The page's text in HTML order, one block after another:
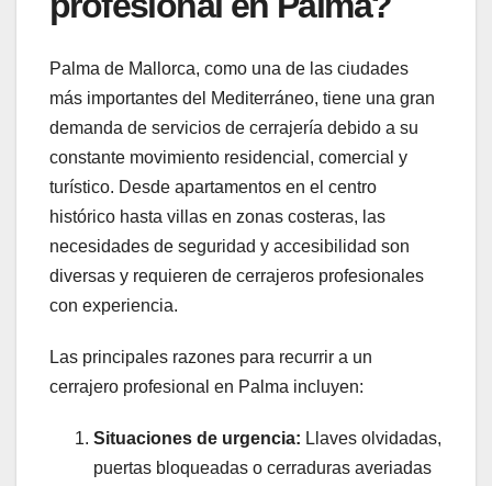
Palma de Mallorca, como una de las ciudades
más importantes del Mediterráneo, tiene una gran
demanda de servicios de cerrajería debido a su
constante movimiento residencial, comercial y
turístico. Desde apartamentos en el centro
histórico hasta villas en zonas costeras, las
necesidades de seguridad y accesibilidad son
diversas y requieren de cerrajeros profesionales
con experiencia.
Las principales razones para recurrir a un
cerrajero profesional en Palma incluyen:
Situaciones de urgencia: Llaves olvidadas,
puertas bloqueadas o cerraduras averiadas